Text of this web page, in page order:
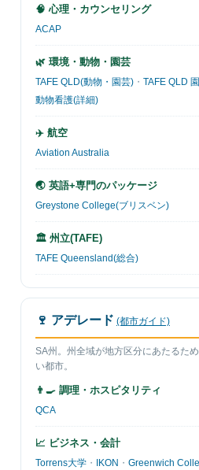
🧠 心理・カウンセリング
ACAP
🌿 環境・動物・園芸
TAFE QLD(動物・園芸) ・ TAFE QLD
動物看護(詳細)
✈️ 航空
Aviation Australia
🌏 英語+専門のパッケージ
Greystone College(ブリスベン)
🏛 州立(TAFE)
TAFE Queensland(総合)
🍷 アデレード (都市ガイド)
SA州。州全域が地方区分にあたるた
い都市。
👨‍🍳 調理・ホスピタリティ
QCA
📈 ビジネス・会計
Torrens大学 ・ IKON ・ Greenwich